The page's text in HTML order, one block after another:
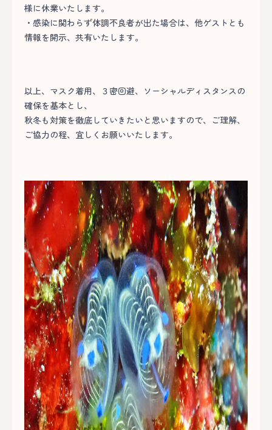
様に休業いたします。
・感染に関わらず体調不良者が出た場合は、他ゲストとも
情報を開示、共有いたします。
以上、マスク着用、３密回避、ソーシャルディスタンスの
確保を基本とし、
秋冬も対策を徹底していきたいと思いますので、ご理解、
ご協力の程、宜しくお願いいたします。